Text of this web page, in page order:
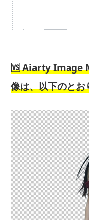
🆚 Aiarty Image
像は、以下のとお